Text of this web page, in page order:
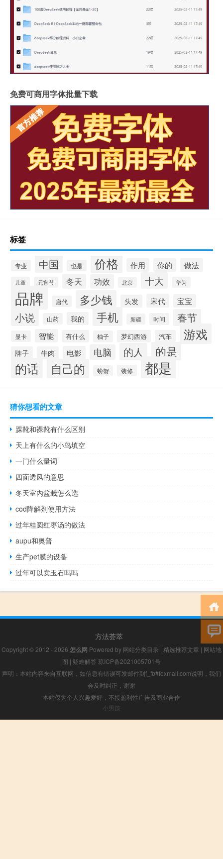
免费可商用字体批量下载
标签
专业 中国 也是 价格 作用 你的 做法
儿童 元宵节 冬天 功效 北京 十大 华为
品牌 唐代 多少钱 头发 宋代 宝宝
小说 山药 我的 手机 新疆 时间 春节
显卡 智能 有什么 柚子 梦幻西游 汽车 游戏
牌子 牛肉 电影 电脑 的人 的是
的话 自己的 螃蟹 装修 都是
猜你想看的文章
踝靴和裸靴有什么区别
天上有什么的小鸟填空
一门什么量词
四面透风的意思
冬天室内盆栽怎么选
cod降解剂使用方法
过年桂圆红枣汤的做法
aupu和奥普
生产pet膜的设备
过年可以卖玉石吗吗
方法荟萃
Copyright © 2012 - 2026 怎么网 Powered by 网站分类目录 | 精选推荐文章 | 网站地
图 | 疑难解答 琼ICP备2021005701号
声明：本站内容来自互联网，如信息有错误可发邮件到f_fb#foxmail.com说明，我们
会及时纠正，谢谢
本站仅为个人兴趣爱好，不接盈利性广告及商业合作
小男孩